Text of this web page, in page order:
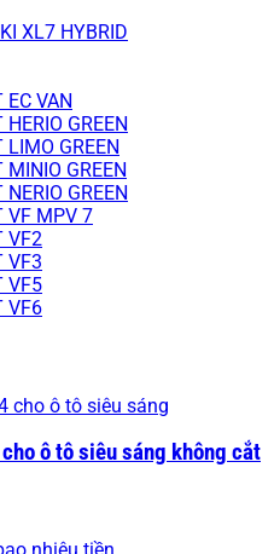
XL7 HYBRID
EC VAN
GREEN
LIMO GREEN
MINIO GREEN
GREEN
VF MPV 7
VF2
VF3
VF5
VF6
ô tô siêu sáng không cắt